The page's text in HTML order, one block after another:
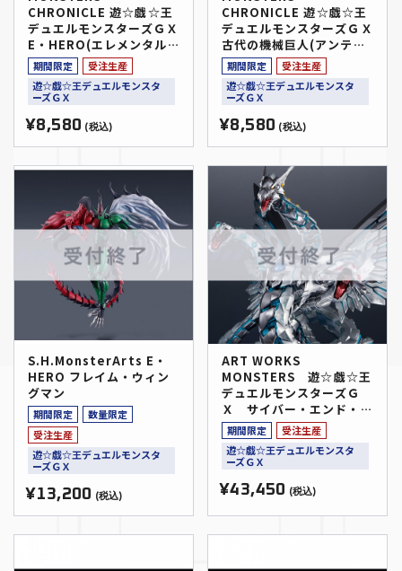
CHRONICLE 遊☆戯☆王
デュエルモンスターズＧＸ
E・HERO(エレメンタル
ヒーロー) フレイム・ウィ
ングマン
期間限定
受注生産
遊☆戯☆王デュエルモンスタ
ーズＧＸ
¥8,580 (税込)
CHRONICLE 遊☆戯☆王
デュエルモンスターズＧＸ
古代の機械巨人(アンティ
ーク・ギアゴーレム)
期間限定
受注生産
遊☆戯☆王デュエルモンスタ
ーズＧＸ
¥8,580 (税込)
S.H.MonsterArts E・
HERO フレイム・ウィン
グマン
期間限定
数量限定
受注生産
遊☆戯☆王デュエルモンスタ
ーズＧＸ
¥13,200 (税込)
ART WORKS
MONSTERS 遊☆戯☆王
デュエルモンスターズＧ
Ｘ サイバー・エンド・ド
ラゴン
期間限定
受注生産
遊☆戯☆王デュエルモンスタ
ーズＧＸ
¥43,450 (税込)